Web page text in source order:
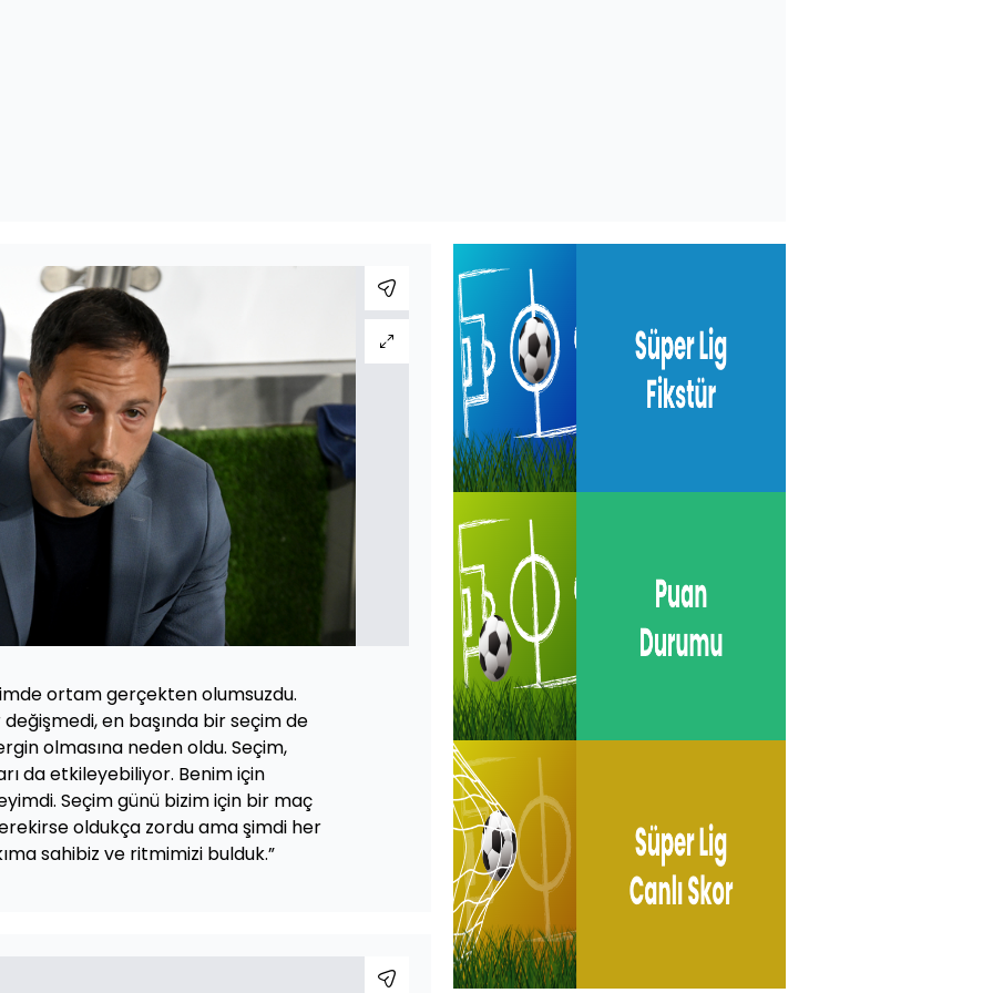
ortam gerçekten olumsuzdu.
en başında bir seçim de
olmasına neden oldu. Seçim,
da etkileyebiliyor. Benim için
Seçim günü bizim için bir maç
oldukça zordu ama şimdi her
sahibiz ve ritmimizi bulduk.”